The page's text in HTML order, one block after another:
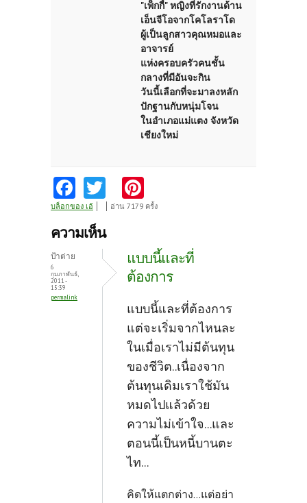
"เพ็กกี้" หญิงที่รักงานด้าน
เอ็นจีโอจากโคโลราโด
ผู้เป็นลูกสาวคุณหมอและ
อาจารย์
แห่งครอบครัวคนชั้น
กลางที่มีอันจะกิน
วันนี้เลือกที่จะมาลงหลัก
ปักฐานกับหนุ่มโจน
ในอำเภอแม่แตง จังหวัด
เชียงใหม่
Fa
ce
b
o
k
w
itt
nt
es
t
บล็อกของ เอ้ อ่าน 7179 ครั้ง
ความเห็น
ป้าต่าย
6
กุมภาพันธ์,
2011 -
15:39
permalink
แบบนี้และที่
ต้องการ
แบบนี้และที่ต้องการ
แต่จะเริ่มจากไหนละ
ในเมื่อเราไม่มีต้นทุน
ของชีวิต..เนื่องจาก
ต้นทุนเดิมเราใช้มัน
หมดไปแล้วด้วย
ความไม่เข้าใจ...และ
ตอนนี้เป็นหนี้บานตะ
ไท...
คิดให้แตกต่าง...แต่อย่า